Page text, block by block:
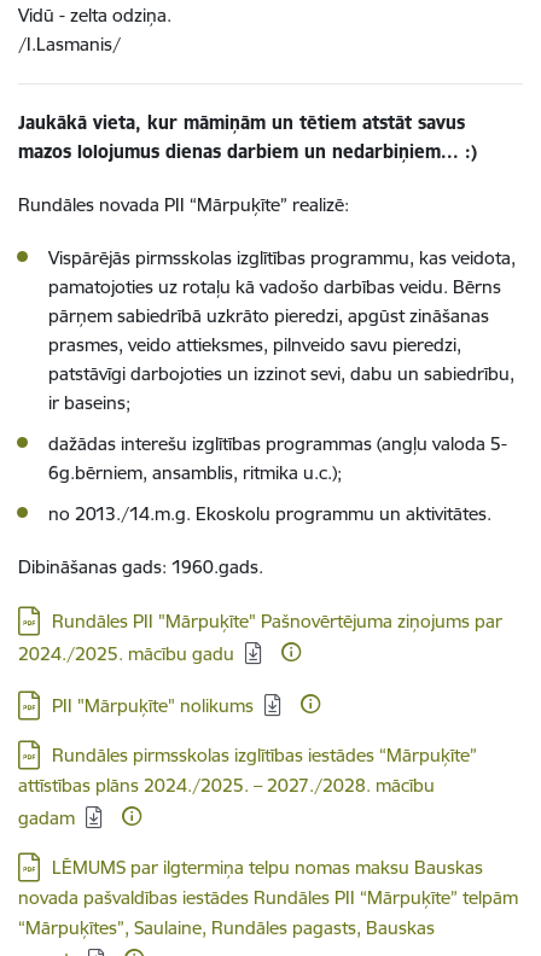
Vidū - zelta odziņa.
/I.Lasmanis/
Jaukākā vieta, kur māmiņām un tētiem atstāt savus
mazos lolojumus dienas darbiem un nedarbiņiem... :)
Rundāles novada PII “Mārpuķīte” realizē:
Vispārējās pirmsskolas izglītības programmu, kas veidota,
pamatojoties uz rotaļu kā vadošo darbības veidu. Bērns
pārņem sabiedrībā uzkrāto pieredzi, apgūst zināšanas
prasmes, veido attieksmes, pilnveido savu pieredzi,
patstāvīgi darbojoties un izzinot sevi, dabu un sabiedrību,
ir baseins;
dažādas interešu izglītības programmas (angļu valoda 5-
6g.bērniem, ansamblis, ritmika u.c.);
no 2013./14.m.g. Ekoskolu programmu un aktivitātes.
Dibināšanas gads: 1960.gads.
Lejupielādēt:
Rundāles PII "Mārpuķīte" Pašnovērtējuma ziņojums par
2024./2025. mācību gadu
Lejupielādēt:
PII "Mārpuķīte" nolikums
Lejupielādēt:
Rundāles pirmsskolas izglītības iestādes “Mārpuķīte”
attīstības plāns 2024./2025. – 2027./2028. mācību
gadam
Lejupielādēt:
LĒMUMS par ilgtermiņa telpu nomas maksu Bauskas
novada pašvaldības iestādes Rundāles PII “Mārpuķīte” telpām
“Mārpuķītes”, Saulaine, Rundāles pagasts, Bauskas